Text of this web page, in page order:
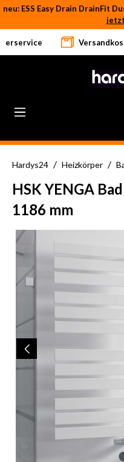
Zum Hauptinhalt springen
Hardys24 / Heizkörper /
HSK YENGA
1186 mm
Bildergalerie überspringen